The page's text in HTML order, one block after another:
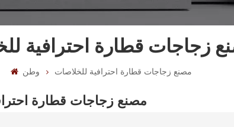
زجاجات قطارة احترافية
وطن مصنع زجاجات قطارة احترافية للخلاصات
مصنع زجاجات قطارة